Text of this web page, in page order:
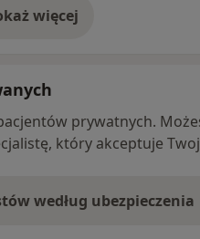
więcej
o adresie
prywatnych.
który akceptuje
według ubezpieczenia